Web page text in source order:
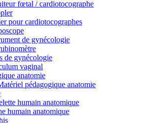
fœtal / cardiotocographe
pour cardiotocographes
de gynécologie
de gynécologie
vaginal
anatomie
pédagogique anatomie
humain anatomique
humain anatomique